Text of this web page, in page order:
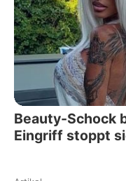
Beauty-Schock
Eingriff stoppt